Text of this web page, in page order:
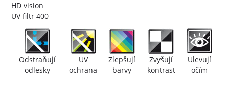
HD vision
UV filtr 400
Odstraňují
odlesky
UV
ochrana
Zlepšují
barvy
Zvyšují
kontrast
Ulevují
očím